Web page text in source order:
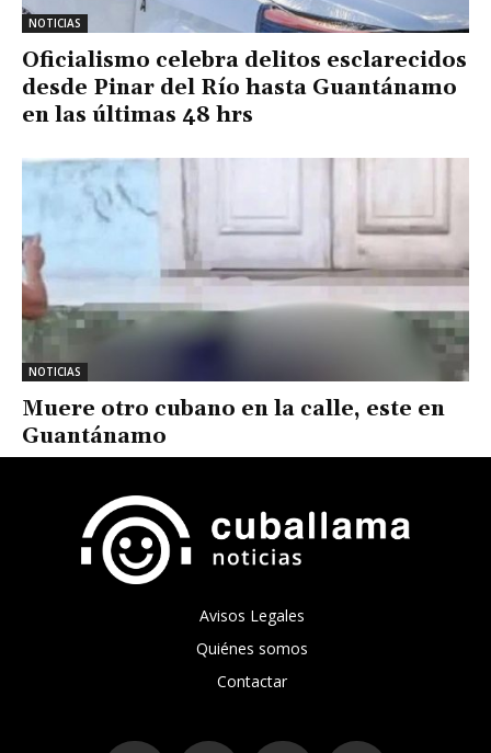
NOTICIAS
Oficialismo celebra delitos esclarecidos
desde Pinar del Río hasta Guantánamo
en las últimas 48 hrs
NOTICIAS
Muere otro cubano en la calle, este en
Guantánamo
Avisos Legales
Quiénes somos
Contactar